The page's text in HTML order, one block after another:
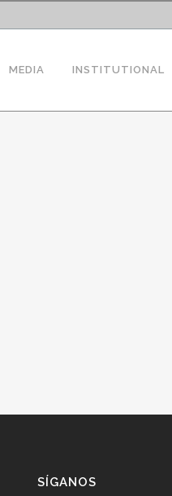
MEDIA INSTITUTIONAL
SÍGANOS